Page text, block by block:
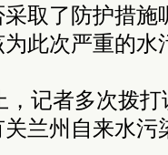
取了防护措施
此次严重的水
，记者多次拨
兰州自来水污